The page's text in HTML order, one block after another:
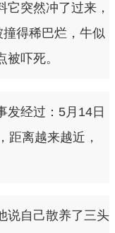
突然冲了过来，
撞得稀巴烂，牛似
吓死。
经过：5月14日
距离越来越近，
自己散养了三头